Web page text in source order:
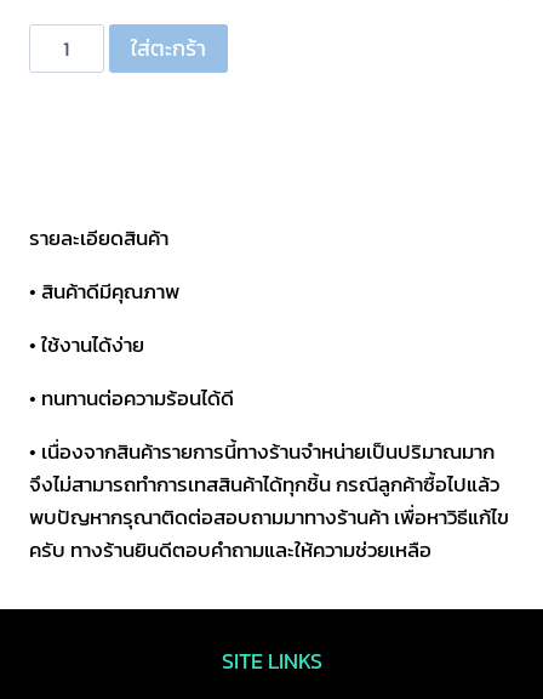
จำนวน
ปากคีบ
ชิ้น
ใส่ตะกร้า
รายละเอียดสินค้า
• สินค้าดีมีคุณภาพ
• ใช้งานได้ง่าย
• ทนทานต่อความร้อนได้ดี
• เนื่องจากสินค้ารายการนี้ทางร้านจำหน่ายเป็นปริมาณมาก
จึงไม่สามารถทำการเทสสินค้าได้ทุกชิ้น กรณีลูกค้าซื้อไปแล้ว
พบปัญหากรุณาติดต่อสอบถามมาทางร้านค้า เพื่อหาวิธีแก้ไข
ครับ ทางร้านยินดีตอบคำถามและให้ความช่วยเหลือ
SITE LINKS